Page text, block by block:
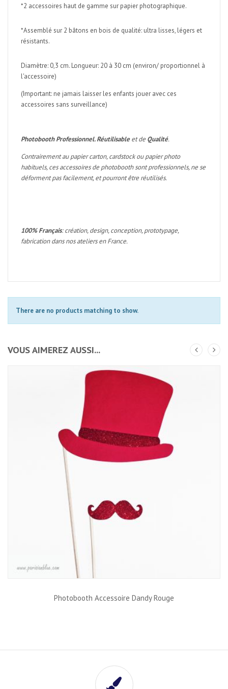
*2 accessoires haut de gamme sur papier photographique.
*Assemblé sur 2 bâtons en bois de qualité: ultra lisses, légers et
résistants.
Diamètre: 0,3 cm. Longueur: 20 à 30 cm (environ/ proportionnel à
l'accessoire)
(Important: ne jamais laisser les enfants jouer avec ces
accessoires sans surveillance)
Photobooth Professionnel. Réutilisableet de Qualité.
Contrairement au papier carton, cardstock ou papier photo
habituels, ces accessoires de photobooth sont professionnels, ne se
déforment pas facilement, et pourront être réutilisés.
100% Français: création, design, conception, prototypage,
fabrication dans nos ateliers en France.
There are no products matching to show.
VOUS AIMEREZ AUSSI...
Photobooth Accessoire Dandy Rouge